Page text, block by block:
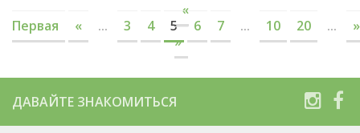
«
Первая
« ... 3 4 5 6 7 ... 10 20 ...
»
»
ДАВАЙТЕ ЗНАКОМИТЬСЯ